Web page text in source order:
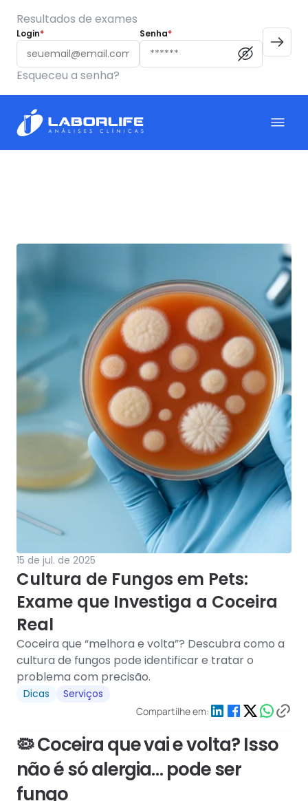
Resultados de exames
Login* Senha*
Esqueceu a senha?
15 de jul. de 2025
Cultura de Fungos em Pets:
Exame que Investiga a Coceira
Real
Coceira que “melhora e volta”? Descubra como a
cultura de fungos pode identificar e tratar o
problema com precisão.
Dicas Serviços
Compartilhe em:
🦠 Coceira que vai e volta? Isso
não é só alergia… pode ser
fungo